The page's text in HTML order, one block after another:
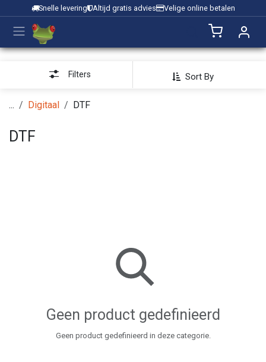
Overslaan naar inhoud
Snelle levering Altijd gratis advies Velige online betalen
Sort By
Filters
... Digitaal DTF
DTF
Geen product gedefinieerd
Geen product gedefinieerd in deze categorie.